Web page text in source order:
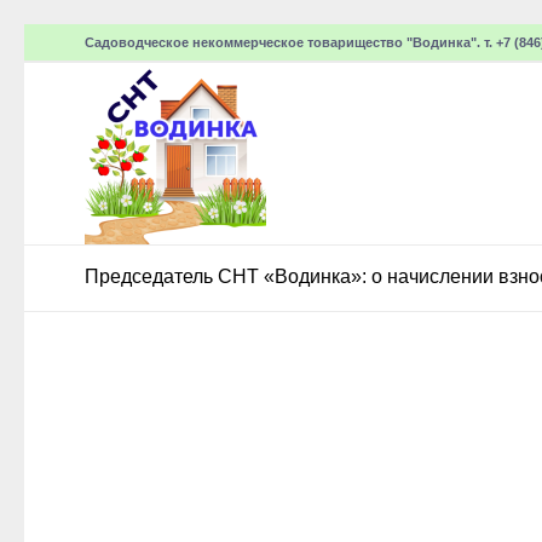
Садоводческое некоммерческое товарищество "Водинка". т. +7
Председатель СНТ «Водинка»: о начислении